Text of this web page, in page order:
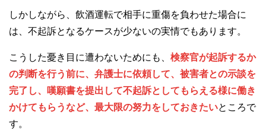
しかしながら、飲酒運転で相手に重傷を負わせた場合に
は、不起訴となるケースが少ないの実情でもあります。
こうした憂き目に遭わないためにも、 検察官が起訴するか
の判断を行う前に、弁護士に依頼して、被害者との示談を
完了し、嘆願書を提出して不起訴としてもらえる様に働き
かけてもらうなど、最大限の努力をしておきたいところで
す。